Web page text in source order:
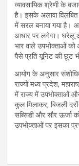
व्यावसायिक श्रेणी के
है। इसके अलावा विलंबित
में सरल बनाया गया है।
आधार पर लगेगा। घरेलू
भार वाले उपभोक्ताओं
पैसे प्रति यूनिट की छूट
आयोग के अनुसार
राज्यों मध्य प्रदेश,
में राज्य में उपभोक्ताओं और
कुल मिलाकर, बिजली
सब्सिडी और सौर ऊर्जा
उपभोक्ताओं पर इसका